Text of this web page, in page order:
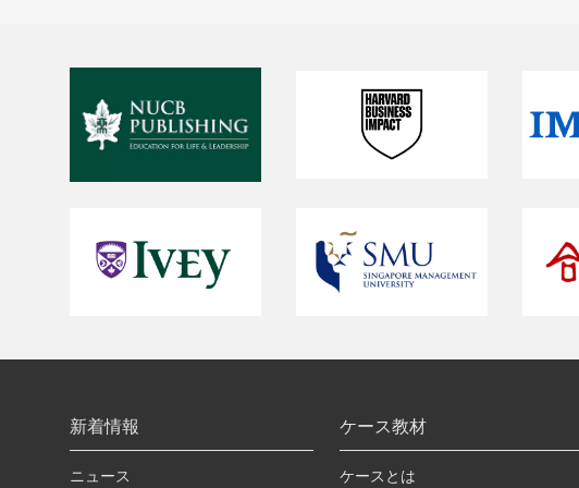
新着情報
ニュース
ケース教材
ケースとは